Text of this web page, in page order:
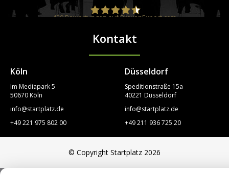
STARTPLATZ
420Bewertungen auf ProvenExpert.com
Kontakt
Köln
Im Mediapark 5
50670 Köln
info@startplatz.de
+49 221 975 802 00
Düsseldorf
Speditionstraße 15a
40221 Düsseldorf
info@startplatz.de
+49 211 936 725 20
© Copyright Startplatz 2026